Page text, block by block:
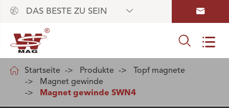
 DAS BESTE ZU SEIN  
 
 Startseite Produkte
Topf magnete
Magnet gewinde
Magnet gewinde SWN4